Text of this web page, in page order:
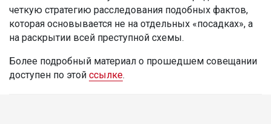
четкую стратегию расследования подобных фактов,
которая основывается не на отдельных «посадках», а
на раскрытии всей преступной схемы.
Более подробный материал о прошедшем совещании
доступен по этой ссылке.